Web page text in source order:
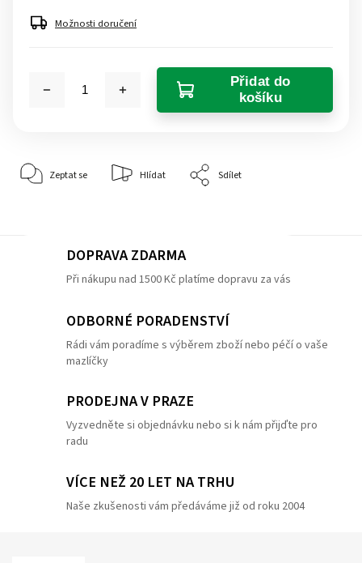
Možnosti doručení
Přidat do
košíku
Zeptat se Hlídat Sdílet
DOPRAVA ZDARMA
Při nákupu nad 1500 Kč platíme dopravu za vás
ODBORNÉ PORADENSTVÍ
Rádi vám poradíme s výběrem zboží nebo péčí o vaše
mazlíčky
PRODEJNA V PRAZE
Vyzvedněte si objednávku nebo si k nám přijďte pro
radu
VÍCE NEŽ 20 LET NA TRHU
Naše zkušenosti vám předáváme již od roku 2004